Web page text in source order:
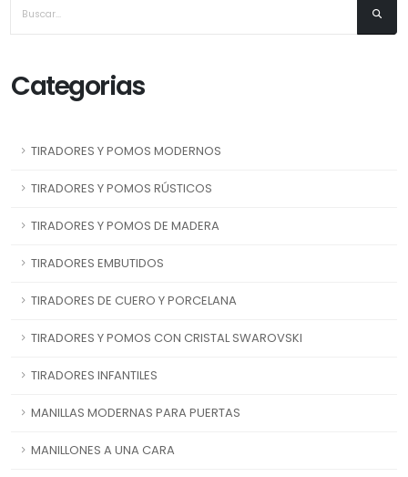
Categorias
TIRADORES Y POMOS MODERNOS
TIRADORES Y POMOS RÚSTICOS
TIRADORES Y POMOS DE MADERA
TIRADORES EMBUTIDOS
TIRADORES DE CUERO Y PORCELANA
TIRADORES Y POMOS CON CRISTAL SWAROVSKI
TIRADORES INFANTILES
MANILLAS MODERNAS PARA PUERTAS
MANILLONES A UNA CARA